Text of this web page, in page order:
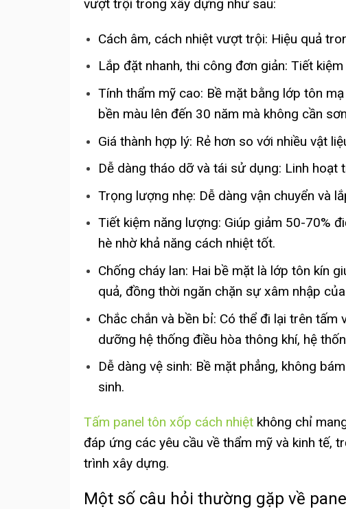
vượt trội trong xây dựng như sau:
Cách âm, cách nhiệt vượt trội: Hiệu quả
Lắp đặt nhanh, thi công đơn giản: Tiết
Tính thẩm mỹ cao: Bề mặt bằng lớp tôn
bền màu lên đến 30 năm mà không cần
Giá thành hợp lý: Rẻ hơn so với nhiều vật
Dễ dàng tháo dỡ và tái sử dụng: Linh
Trọng lượng nhẹ: Dễ dàng vận chuyển và
Tiết kiệm năng lượng: Giúp giảm 50-70%
hè nhờ khả năng cách nhiệt tốt.
Chống cháy lan: Hai bề mặt là lớp tôn kín
quả, đồng thời ngăn chặn sự xâm nhập
Chắc chắn và bền bỉ: Có thể đi lại trên
dưỡng hệ thống điều hòa thông khí, hệ
Dễ dàng vệ sinh: Bề mặt phẳng, không
sinh.
Tấm panel tôn xốp cách nhiệt không chỉ
đáp ứng các yêu cầu về thẩm mỹ và kinh tế,
trình xây dựng.
Một số câu hỏi thường gặp về